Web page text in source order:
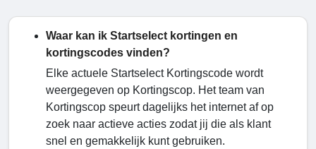
Waar kan ik Startselect kortingen en
kortingscodes vinden?
Elke actuele Startselect Kortingscode wordt
weergegeven op Kortingscop. Het team van
Kortingscop speurt dagelijks het internet af op
zoek naar actieve acties zodat jij die als klant
snel en gemakkelijk kunt gebruiken.